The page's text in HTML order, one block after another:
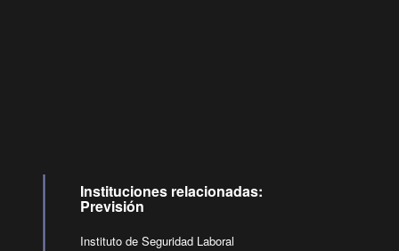
Instituciones relacionadas:
Previsión
Instituto de Seguridad Laboral